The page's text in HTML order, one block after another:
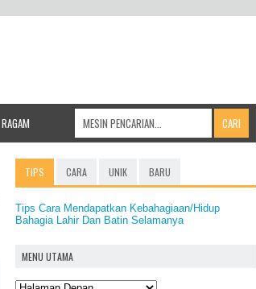
RAGAM
TIPS CARA UNIK BARU
Tips Cara Mendapatkan Kebahagiaan/Hidup
Bahagia Lahir Dan Batin Selamanya
MENU UTAMA